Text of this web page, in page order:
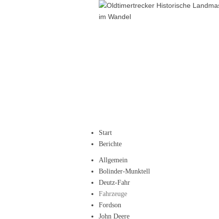
Start
Berichte
Allgemein
Bolinder-Munktell
Deutz-Fahr
Fahrzeuge
Fordson
John Deere